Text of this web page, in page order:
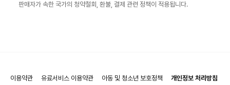
판매자가 속한 국가의 청약철회, 환불, 결제 관련 정책이 적용됩니다.
이용약관 유료서비스 이용약관 아동 및 청소년 보호정책
개인정보 처리방침